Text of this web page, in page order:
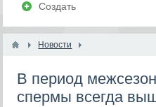
Создать
Новости
В период
спермы всегда